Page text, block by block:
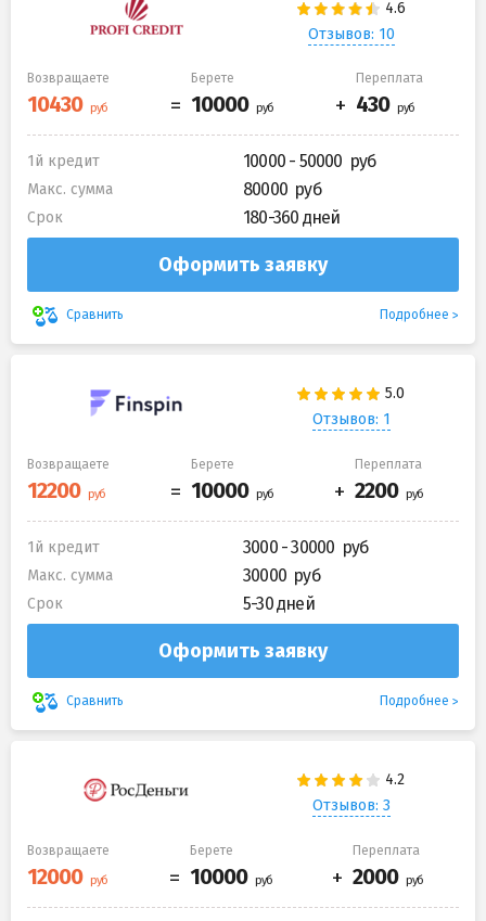
Отзывов: 10
Возвращаете Берете Переплата
1й кредит 10000 - 50000
Макс. сумма 80000
Срок 180-360 дней
Оформить заявку
Сравнить Подробнее
Отзывов: 1
Возвращаете Берете Переплата
1й кредит 3000 - 30000
Макс. сумма 30000
Срок 5-30 дней
Оформить заявку
Сравнить Подробнее
Отзывов: 3
Возвращаете Берете Переплата